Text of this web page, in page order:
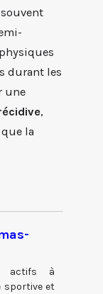
durant les
une
,
la
actifs à
sportive et